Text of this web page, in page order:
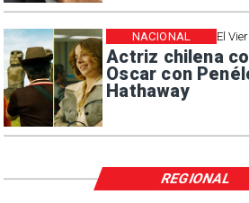
El
Actriz chilena
Oscar con
Hathaway
NACIONAL
REGIONAL